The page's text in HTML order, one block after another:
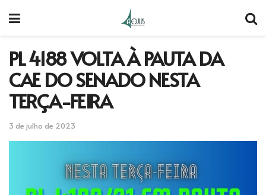
PL 4188 VOLTA À PAUTA DA
CAE DO SENADO NESTA
TERÇA-FEIRA
3 de julho de 2023